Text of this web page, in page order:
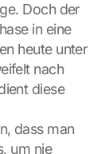
Doch der
in eine
heute unter
nach
diese
dass man
um nie